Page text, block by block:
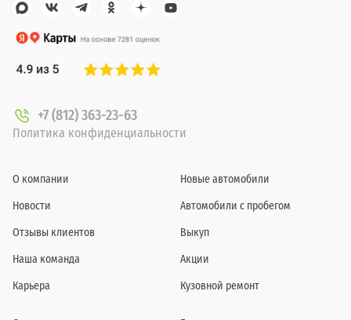
+7 (812) 363-23-63
Политика конфиденциальности
О компании
Новости
Отзывы клиентов
Наша команда
Карьера
Новые автомобили
Автомобили с пробегом
Выкуп
Акции
Кузовной ремонт